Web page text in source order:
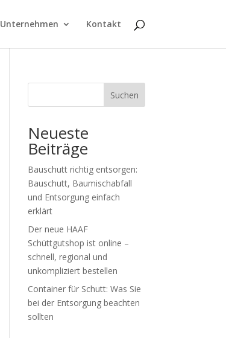
Unternehmen Kontakt
Suchen
Neueste
Beiträge
Bauschutt richtig entsorgen:
Bauschutt, Baumischabfall
und Entsorgung einfach
erklärt
Der neue HAAF
Schüttgutshop ist online –
schnell, regional und
unkompliziert bestellen
Container für Schutt: Was Sie
bei der Entsorgung beachten
sollten